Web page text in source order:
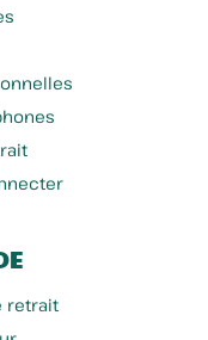
retrait